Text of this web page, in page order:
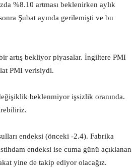
%8.10 artması beklenirken aylık
Şubat ayında gerilemişti ve bu
artış bekliyor piyasalar. İngiltere PMI
PMI verisiydi.
beklenmiyor işsizlik oranında.
endeksi (önceki -2.4). Fabrika
endeksi ise cuma günü açıklanan
yine de takip ediyor olacağız.